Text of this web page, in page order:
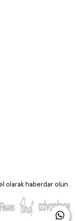
olarak haberdar olun.